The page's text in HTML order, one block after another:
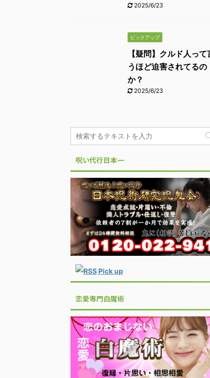
2025/6/23
ピックアップ
【疑問】クルド人って
うほど迫害されてるの
か？
2025/6/23
呪い代行日本一
Pick up
恋愛専門白魔術